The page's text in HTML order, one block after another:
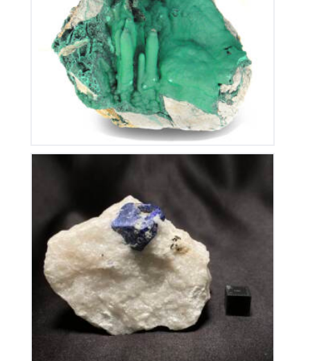
Stalactite de Malachite
380€
Lapis Lazuli Cristallisé
150€